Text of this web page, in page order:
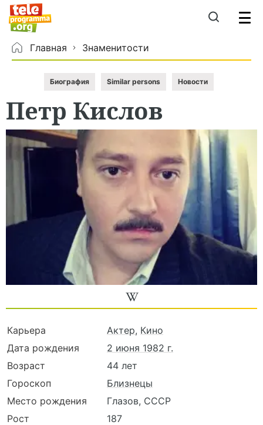
Главная Знаменитости
Биография Similar persons Новости
Петр Кислов
Карьера Актер, Кино
Дата рождения
2 июня 1982 г.
Возраст
44 лет
Гороскоп
Близнецы
Место рождения
Глазов, СССР
Рост
187